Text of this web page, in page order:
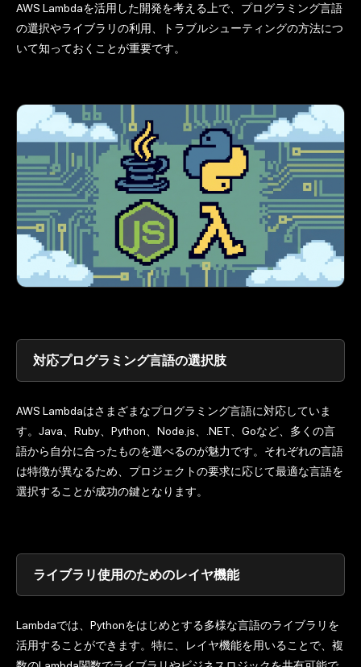
AWS Lambdaを活用した開発を考える上で、プログラミング言語
の選択やライブラリの利用、トラブルシューティングの方法につ
いて知っておくことが重要です。
対応プログラミング言語の選択肢
AWS Lambdaはさまざまなプログラミング言語に対応していま
す。Java、Ruby、Python、Node.js、.NET、Goなど、多くの言
語から自分に合ったものを選べるのが魅力です。それぞれの言語
は特徴が異なるため、プロジェクトの要求に応じて最適な言語を
選択することが成功の鍵となります。
ライブラリ使用のためのレイヤ機能
Lambdaでは、Pythonをはじめとする多様な言語のライブラリを
活用することができます。特に、レイヤ機能を用いることで、複